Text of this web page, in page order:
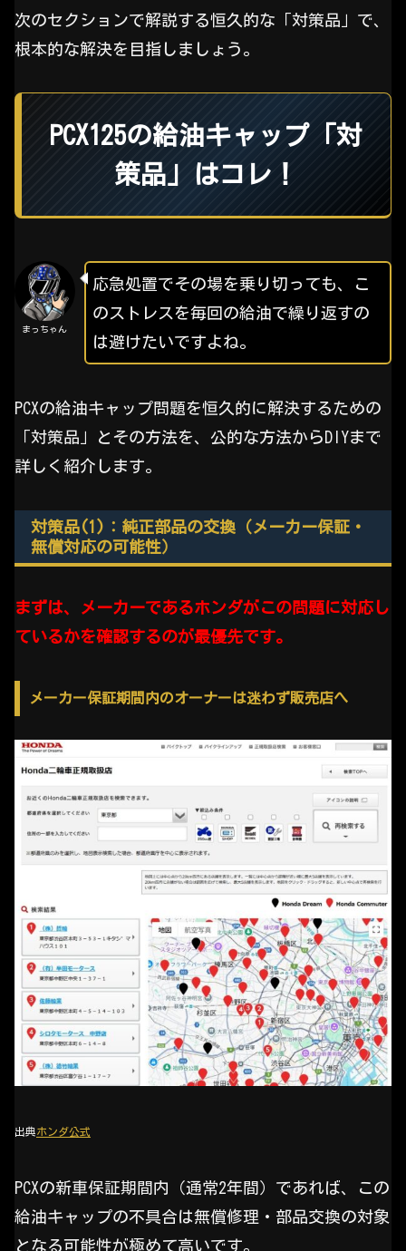
次のセクションで解説する恒久的な「対策品」で、
根本的な解決を目指しましょう。
PCX125の給油キャップ「対
策品」はコレ！
まっちゃん
応急処置でその場を乗り切っても、こ
のストレスを毎回の給油で繰り返すの
は避けたいですよね。
PCXの給油キャップ問題を恒久的に解決するための
「対策品」とその方法を、公的な方法からDIYまで
詳しく紹介します。
対策品(1)：純正部品の交換（メーカー保証・
無償対応の可能性）
まずは、メーカーであるホンダがこの問題に対応し
ているかを確認するのが最優先です。
メーカー保証期間内のオーナーは迷わず販売店へ
出典ホンダ公式
PCXの新車保証期間内（通常2年間）であれば、この
給油キャップの不具合は無償修理・部品交換の対象
となる可能性が極めて高いです。